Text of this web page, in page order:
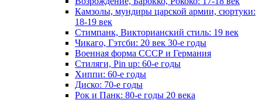
Камзолы, мундиры царской армии, сюртуки:
18-19 век
Стимпанк, Викторианский стиль: 19 век
Чикаго, Гэтсби: 20 век 30-е годы
Военная форма СССР и Германия
Стиляги, Pin up: 60-е годы
Хиппи: 60-е годы
Диско: 70-е годы
Рок и Панк: 80-е годы 20 века